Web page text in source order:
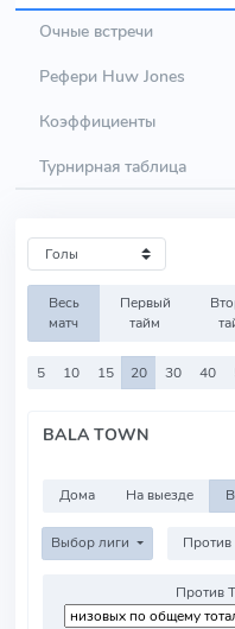
Очные встречи
Рефери Huw Jones
Коэффициенты
Турнирная таблица
Весь
матч
Первый
тайм
5 10 15 20 30 40
BALA TOWN
Дома На выезде
Выбор лиги
Против